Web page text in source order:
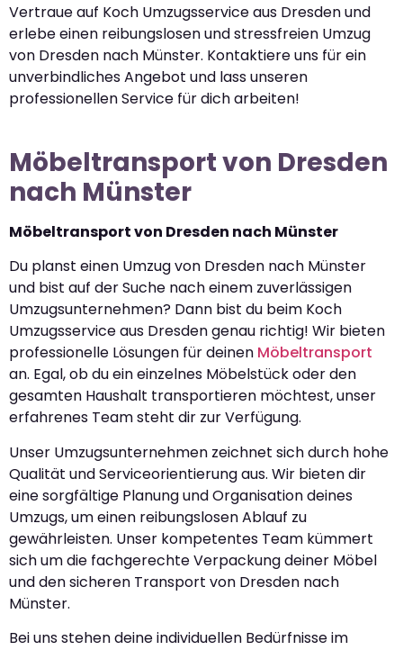
Vertraue auf Koch Umzugsservice aus Dresden und
erlebe einen reibungslosen und stressfreien Umzug
von Dresden nach Münster. Kontaktiere uns für ein
unverbindliches Angebot und lass unseren
professionellen Service für dich arbeiten!
Möbeltransport von Dresden
nach Münster
Möbeltransport von Dresden nach Münster
Du planst einen Umzug von Dresden nach Münster
und bist auf der Suche nach einem zuverlässigen
Umzugsunternehmen? Dann bist du beim Koch
Umzugsservice aus Dresden genau richtig! Wir bieten
professionelle Lösungen für deinen Möbeltransport
an. Egal, ob du ein einzelnes Möbelstück oder den
gesamten Haushalt transportieren möchtest, unser
erfahrenes Team steht dir zur Verfügung.
Unser Umzugsunternehmen zeichnet sich durch hohe
Qualität und Serviceorientierung aus. Wir bieten dir
eine sorgfältige Planung und Organisation deines
Umzugs, um einen reibungslosen Ablauf zu
gewährleisten. Unser kompetentes Team kümmert
sich um die fachgerechte Verpackung deiner Möbel
und den sicheren Transport von Dresden nach
Münster.
Bei uns stehen deine individuellen Bedürfnisse im